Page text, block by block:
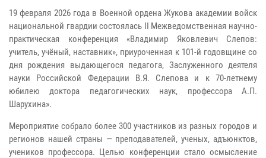
19 февраля 2026 года в Военной ордена Жукова академии войск
национальной гвардии состоялась II Межведомственная научно-
практическая конференция «Владимир Яковлевич Слепов:
учитель, учёный, наставник», приуроченная к 101-й годовщине со
дня рождения выдающегося педагога, Заслуженного деятеля
науки Российской Федерации В.Я. Слепова и к 70-летнему
юбилею доктора педагогических наук, профессора А.П.
Шарухина».
Мероприятие собрало более 300 участников из разных городов и
регионов нашей страны — преподавателей, ученых, адъюнктов,
учеников профессора. Целью конференции стало осмысление